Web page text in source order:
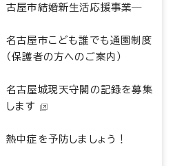
古屋市結婚新生活応援事業―
名古屋市こども誰でも通園制度
（保護者の方へのご案内）
名古屋城現天守閣の記録を募集
します
熱中症を予防しましょう！